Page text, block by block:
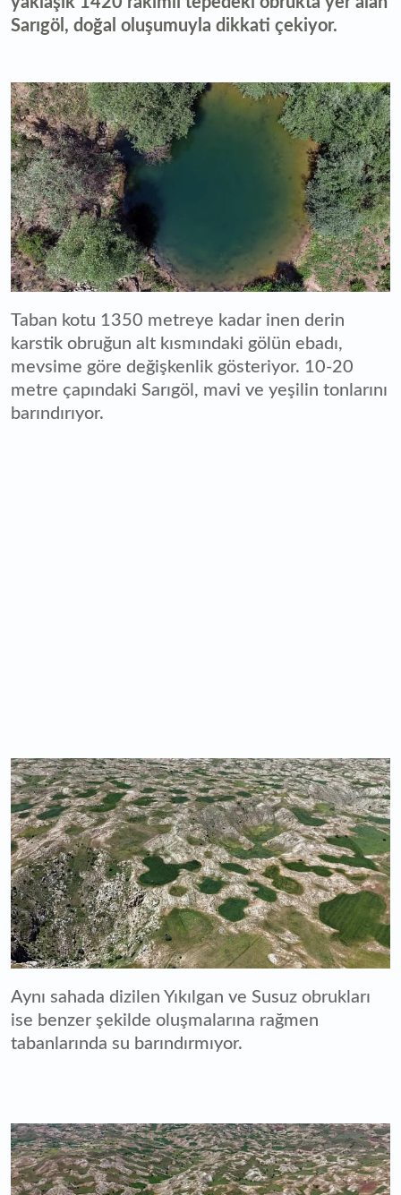
Sarıgöl, doğal oluşumuyla dikkati çekiyor.
Taban kotu 1350 metreye kadar inen derin
karstik obruğun alt kısmındaki gölün ebadı,
mevsime göre değişkenlik gösteriyor. 10-20
metre çapındaki Sarıgöl, mavi ve yeşilin tonlarını
barındırıyor.
Aynı sahada dizilen Yıkılgan ve Susuz obrukları
ise benzer şekilde oluşmalarına rağmen
tabanlarında su barındırmıyor.